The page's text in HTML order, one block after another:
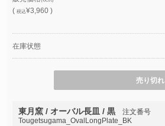
(税込¥3,960 )
在庫状態
売り切れ
東月窯 / オーバル長皿 / 黒
注文番号
Tougetsugama_OvalLongPlate_BK